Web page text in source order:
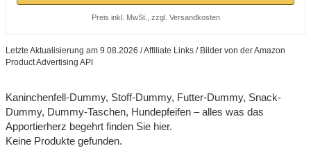
Preis inkl. MwSt., zzgl. Versandkosten
Letzte Aktualisierung am 9.08.2026 / Affiliate Links / Bilder von der Amazon
Product Advertising API
Kaninchenfell-Dummy, Stoff-Dummy, Futter-Dummy, Snack-
Dummy, Dummy-Taschen, Hundepfeifen – alles was das
Apportierherz begehrt finden Sie hier.
Keine Produkte gefunden.